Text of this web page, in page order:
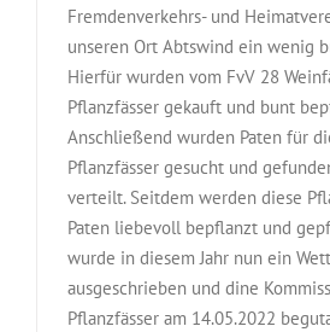
Fremdenverkehrs- und
unseren Ort Abtswind ein wenig
Hierfür wurden vom FvV 28
Pflanzfässer gekauft und bunt
Anschließend wurden Paten für
Pflanzfässer gesucht und
verteilt. Seitdem werden diese
Paten liebevoll bepflanzt und
wurde in diesem Jahr nun ein
ausgeschrieben und dine
Pflanzfässer am 14.05.2022